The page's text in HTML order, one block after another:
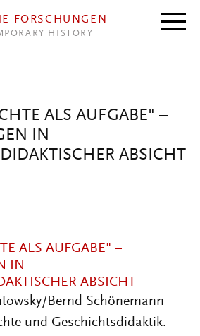
FORSCHUNGEN
HISTORY
ALS AUFGABE" –
IN
ABSICHT
ALS AUFGABE" –
IN
ABSICHT
Bernd Schönemann
und Geschichtsdidaktik.